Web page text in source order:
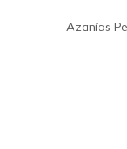
Azanías